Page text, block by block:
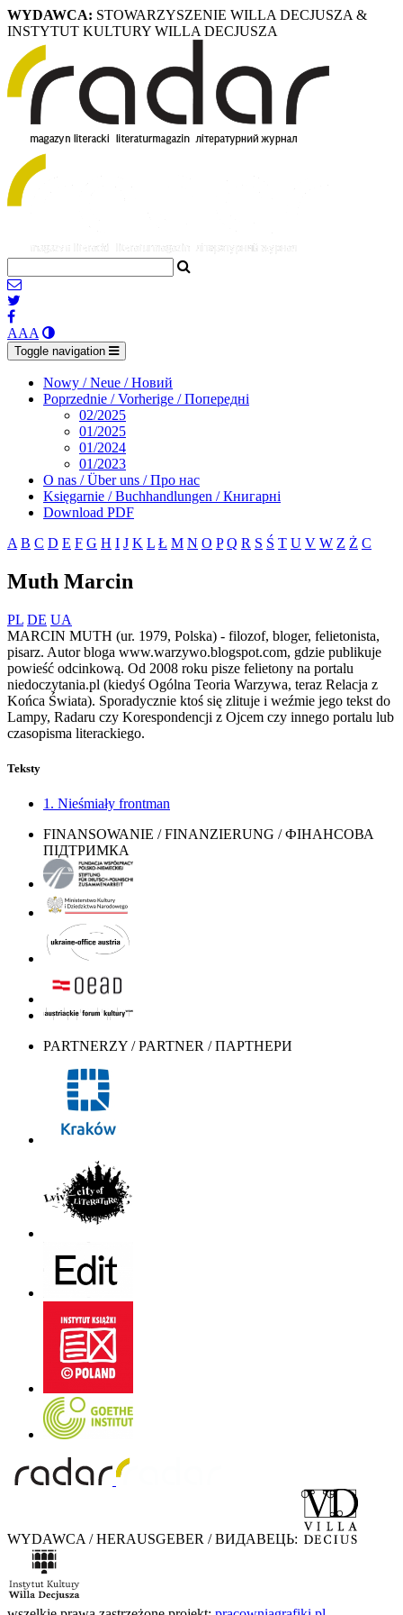
WYDAWCA: STOWARZYSZENIE WILLA DECJUSZA &
INSTYTUT KULTURY WILLA DECJUSZA
AAA
Toggle navigation
Nowy / Neue / Новий
Poprzednie / Vorherige / Попередні
02/2025
01/2025
01/2024
01/2023
O nas / Über uns / Про нас
Księgarnie / Buchhandlungen / Книгарні
Download PDF
A B C D E F G H I J K L Ł M N O P Q R S Ś T U V W Z Ż С
Muth Marcin
PL DE UA
MARCIN MUTH (ur. 1979, Polska) - filozof, bloger, felietonista,
pisarz. Autor bloga www.warzywo.blogspot.com, gdzie publikuje
powieść odcinkową. Od 2008 roku pisze felietony na portalu
niedoczytania.pl (kiedyś Ogólna Teoria Warzywa, teraz Relacja z
Końca Świata). Sporadycznie ktoś się zlituje i weźmie jego tekst do
Lampy, Radaru czy Korespondencji z Ojcem czy innego portalu lub
czasopisma literackiego.
Teksty
1. Nieśmiały frontman
FINANSOWANIE / FINANZIERUNG / ФІНАНСОВА
ПІДТРИМКА
PARTNERZY / PARTNER / ПАРТНЕРИ
WYDAWCA / HERAUSGEBER / ВИДАВЕЦЬ: